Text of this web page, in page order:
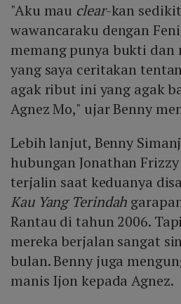
"Aku mau clear-kan
wawancaraku dengan
memang punya bukti dan
yang saya ceritakan
agak ribut ini yang agak
Agnez Mo," ujar Benny
Lebih lanjut, Benny
hubungan Jonathan
terjalin saat keduanya
Kau Yang Terindah
Rantau di tahun 2006.
mereka berjalan sangat
bulan. Benny juga
manis Ijon kepada Agnez.